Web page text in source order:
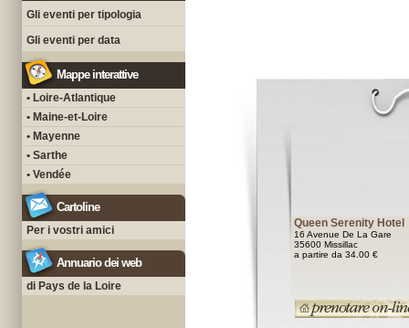
Gli eventi per tipologia
Gli eventi per data
Mappe interattive
• Loire-Atlantique
• Maine-et-Loire
• Mayenne
• Sarthe
• Vendée
Cartoline
Per i vostri amici
Annuario dei web
di Pays de la Loire
Queen Serenity Hotel
16 Avenue De La Gare
35600 Missillac
a partire da 34.00 €